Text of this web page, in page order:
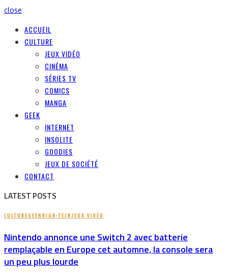
close
ACCUEIL
CULTURE
JEUX VIDÉO
CINÉMA
SÉRIES TV
COMICS
MANGA
GEEK
INTERNET
INSOLITE
GOODIES
JEUX DE SOCIÉTÉ
CONTACT
LATEST POSTS
CULTUREGEEK HIGH-TECH JEUX VIDÉO
Nintendo annonce une Switch 2 avec batterie
remplaçable en Europe cet automne, la console sera
un peu plus lourde